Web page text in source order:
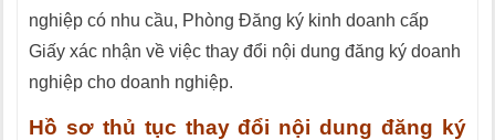
nghiệp có nhu cầu, Phòng Đăng ký kinh doanh cấp
Giấy xác nhận về việc thay đổi nội dung đăng ký doanh
nghiệp cho doanh nghiệp.
Hồ sơ thủ tục thay đổi nội dung đăng ký